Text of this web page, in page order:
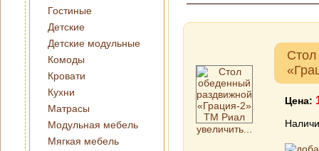
Гостиные
Детские
Детские модульные
Комоды
Кровати
Кухни
Матрасы
Модульная мебель
Мягкая мебель
увеличить...
Цена: